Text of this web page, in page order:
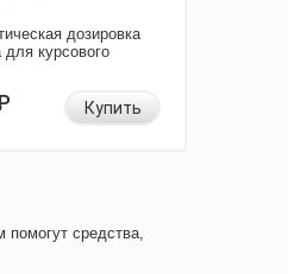
дозировка
курсового
Купить
средства,